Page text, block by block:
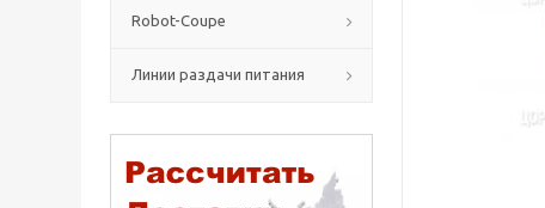
Robot-Coupe
Линии раздачи питания